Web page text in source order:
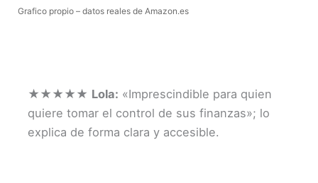
Grafico propio – datos reales de Amazon.es
★★★★★ Lola: «Imprescindible para quien
quiere tomar el control de sus finanzas»; lo
explica de forma clara y accesible.